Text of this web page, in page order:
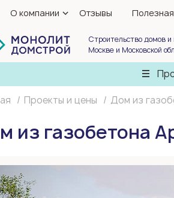
О компании Отзывы
Строительство домов
Москве и Московской
Проекты и цены Дом из
из газобетона